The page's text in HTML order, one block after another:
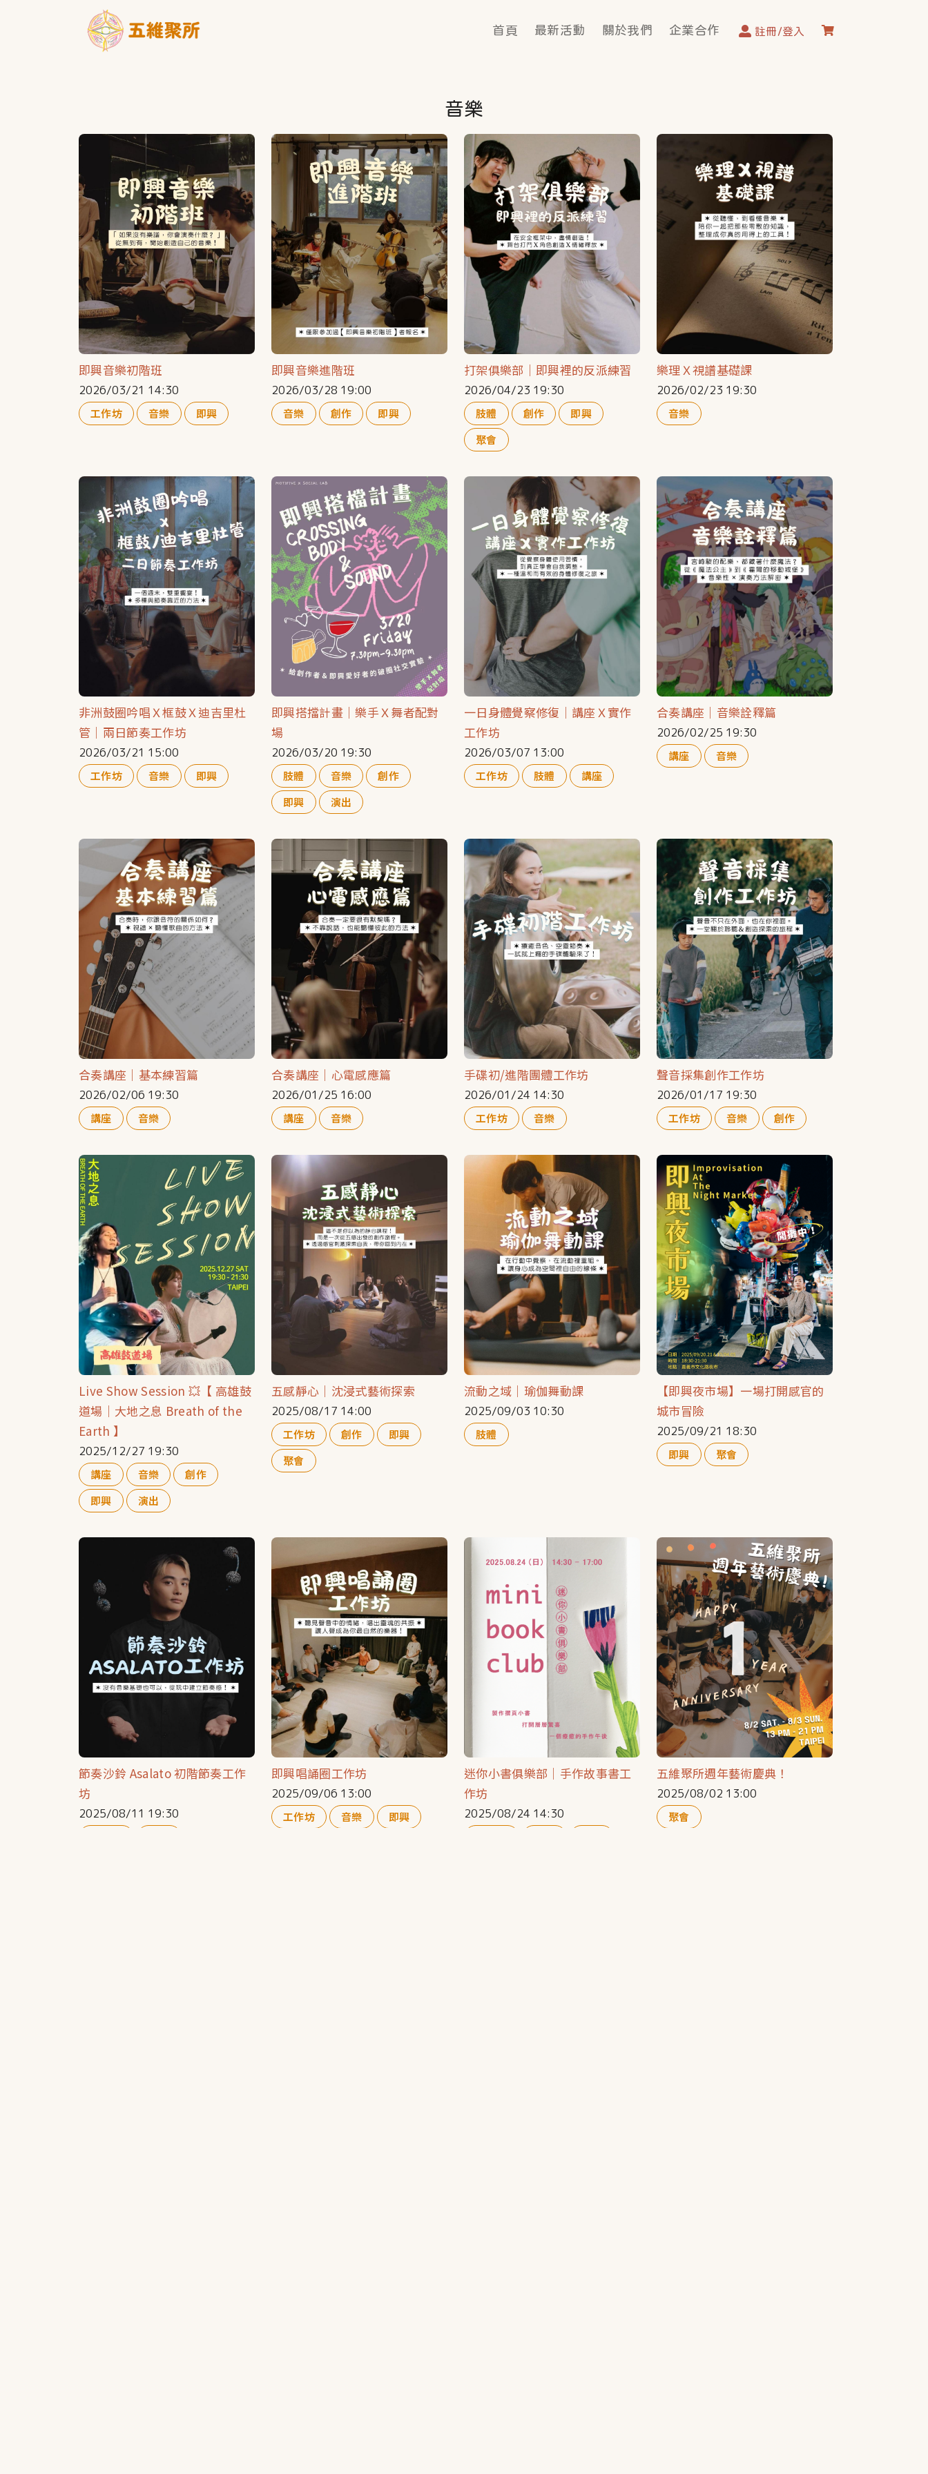
Main navigation
首頁 最新活動 關於我們 企業合作 User account
註冊/登入
音樂
即興音樂初階班
2026/03/21 14:30
工作坊 音樂 即興
即興音樂進階班
2026/03/28 19:00
音樂 創作 即興
打架俱樂部｜即興裡的反派練習
2026/04/23 19:30
肢體 創作
即興
聚會
樂理Ｘ視譜基礎課
2026/02/23 19:30
音樂
非洲鼓圈吟唱Ｘ框鼓Ｘ迪吉里杜
管｜兩日節奏工作坊
2026/03/21 15:00
工作坊 音樂 即興
即興搭擋計畫｜樂手Ｘ舞者配對
場
2026/03/20 19:30
肢體 音樂
創作
即興
演出
一日身體覺察修復｜講座Ｘ實作
工作坊
2026/03/07 13:00
工作坊 肢體 講座
合奏講座｜音樂詮釋篇
2026/02/25 19:30
講座 音樂
合奏講座｜基本練習篇
2026/02/06 19:30
講座 音樂
合奏講座｜心電感應篇
2026/01/25 16:00
講座 音樂
手碟初/進階團體工作坊
2026/01/24 14:30
工作坊 音樂
聲音採集創作工作坊
2026/01/17 19:30
工作坊 音樂 創作
Live Show Session 💥【 高雄鼓
道場｜大地之息 Breath of the
Earth 】
2025/12/27 19:30
講座 音樂
創作
即興
演出
五感靜心｜沈浸式藝術探索
2025/08/17 14:00
工作坊 創作
即興
聚會
流動之域｜瑜伽舞動課
2025/09/03 10:30
肢體
【即興夜市場】一場打開感官的
城市冒險
2025/09/21 18:30
即興 聚會
節奏沙鈴 Asalato 初階節奏工作
坊
2025/08/11 19:30
即興唱誦圈工作坊
2025/09/06 13:00
工作坊 音樂 即興
迷你小書俱樂部｜手作故事書工
作坊
2025/08/24 14:30
五維聚所週年藝術慶典！
2025/08/02 13:00
聚會